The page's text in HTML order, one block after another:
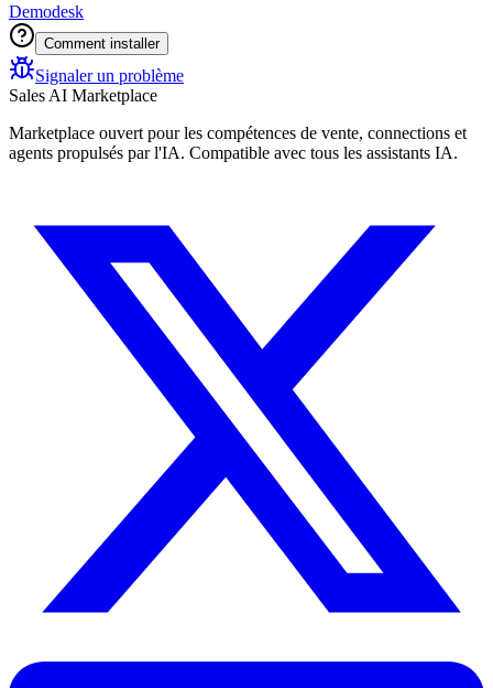
Demodesk
Comment installer
Signaler un problème
Sales AI Marketplace
Marketplace ouvert pour les compétences de vente, connections et
agents propulsés par l'IA. Compatible avec tous les assistants IA.